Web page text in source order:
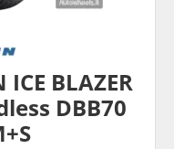
BLAZER
DBB70